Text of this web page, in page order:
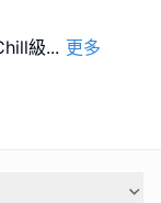
級... 更多